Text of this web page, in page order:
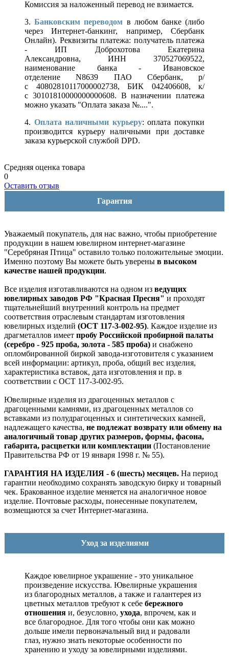
Комиссия за наложенный перевод не взимается.
3.Банковским переводом в любом банке (либо
через Интернет-банкинг, например, Сбербанк
Онлайн). Реквизиты платежа: получатель платежа
- ИП Доброхотова Екатерина
Александровна, ИНН 370527069522,
наименование банка - Ивановское
отделение N8639 ПАО Сбербанк, р/
с 40802810117000002738, БИК 042406608, к/
с 30101810000000000608. В назначении платежа
можно указать "Оплата заказа №....".
4. Оплата наличными курьеру: оплата покупки
производится курьеру наличными при доставке
заказа курьерской службой DPD.
Средняя оценка товара
0
Оставить отзыв
Гарантия
Уважаемый покупатель, для нас важно, чтобы приобретение
продукции в нашем ювелирном интернет-магазине
"Серебряная Птица" оставило только положительные эмоции.
Именно поэтому Вы можете быть уверены в высоком
качестве нашей продукции.
Все изделия изготавливаются на одном из ведущих
ювелирных заводов РФ "Красная Пресня" и проходят
тщательнейший внутренний контроль на предмет
соответствия отраслевым стандартам изготовления
ювелирных изделий (ОСТ 117-3-002-95). Каждое изделие из
драгметаллов имеет пробу Российской пробирной палаты
(серебро - 925 проба, золота - 585 проба) и снабжено
опломбированной биркой завода-изготовителя с указанием
всей информации: артикул, проба, общий вес изделия,
характеристика вставок, дата изготовления и пр. в
соответствии с ОСТ 117-3-002-95.
Ювелирные изделия из драгоценных металлов с
драгоценными камнями, из драгоценных металлов со
вставками из полудрагоценных и синтетических камней,
надлежащего качества, не подлежат возврату или обмену на
аналогичный товар других размеров, формы, фасона,
габарита, расцветки или комплектации (Постановление
Правительства РФ от 19 января 1998 г. № 55).
ГАРАНТИЯ НА ИЗДЕЛИЯ - 6 (шесть) месяцев. На период
гарантии необходимо сохранять заводскую бирку и товарный
чек. Бракованное изделие меняется на аналогичное новое
изделие. Почтовые расходы, понесенные покупателем,
возмещаются за счет Интернет-магазина.
Уход за изделиями
Каждое ювелирное украшение - это уникальное
произведение искусства. Ювелирные украшения
из благородных металлов, а также и галантерея из
цветных металлов требуют к себе бережного
отношения и, безусловно, ухода, впрочем, как и
все благородное. Для того чтобы они как можно
дольше имели первоначальный вид и радовали
глаз, нужно знать некоторые особенности по
хранению и уходу за ювелирными изделиями.